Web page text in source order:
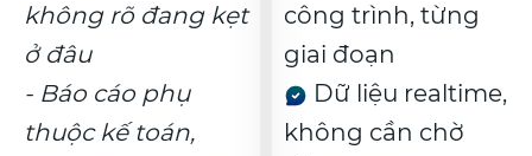
không rõ đang kẹt
ở đâu
- Báo cáo phụ
thuộc kế toán,
công trình, từng
giai đoạn
Dữ liệu realtime,
không cần chờ